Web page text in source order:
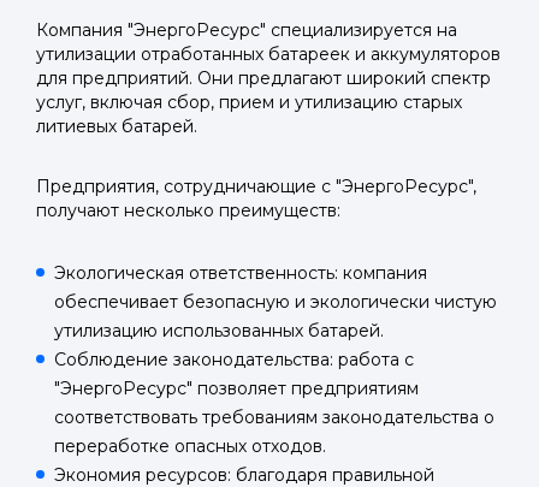
номер телефона.
Телефон
Отправить код
AI-оценка прямо в чате.
Telegram
или подайте через форму на сайте
AI-оценка прямо в чате.
Telegram
или подайте через форму на сайте
Компания "ЭнергоРесурс" специализируется на
утилизации отработанных батареек и аккумуляторов
для предприятий. Они предлагают широкий спектр
услуг, включая сбор, прием и утилизацию старых
литиевых батарей.
Предприятия, сотрудничающие с "ЭнергоРесурс",
получают несколько преимуществ:
Экологическая ответственность: компания
обеспечивает безопасную и экологически чистую
утилизацию использованных батарей.
Соблюдение законодательства: работа с
"ЭнергоРесурс" позволяет предприятиям
соответствовать требованиям законодательства о
переработке опасных отходов.
Экономия ресурсов: благодаря правильной